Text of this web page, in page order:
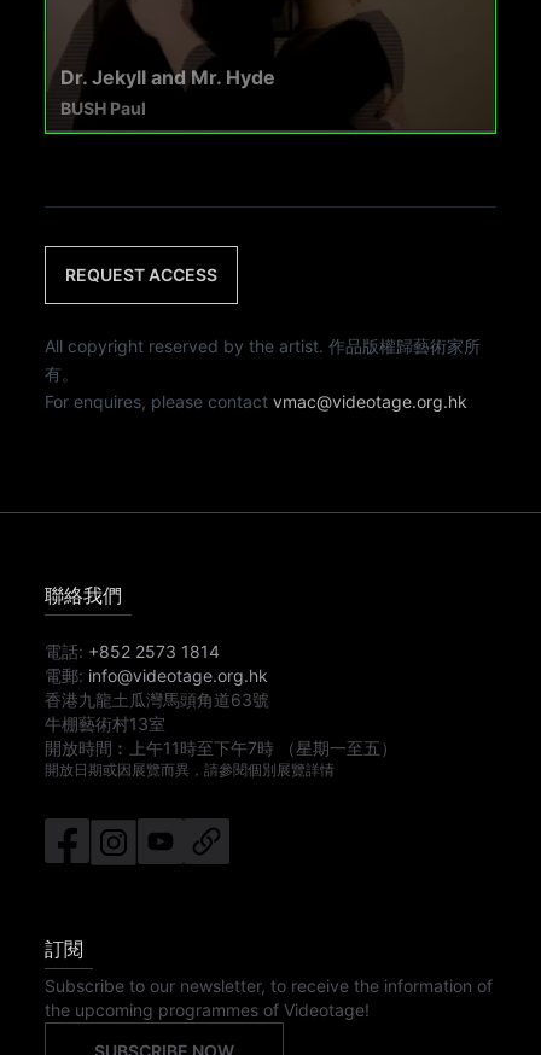
Dr. Jekyll and Mr. Hyde
BUSH Paul
REQUEST ACCESS
All copyright reserved by the artist. 作品版權歸藝術家所
有。
For enquires, please contactvmac@videotage.org.hk
聯絡我們
電話: +852 2573 1814
電郵: info@videotage.org.hk
香港九龍土瓜灣馬頭角道63號
牛棚藝術村13室
開放時間︰
上午11時至下午7時 （星期一至五）
開放日期或因展覽而異，請參閱個別展覽詳情
訂閱
Subscribe to our newsletter, to receive the information of
the upcoming programmes of Videotage!
SUBSCRIBE NOW